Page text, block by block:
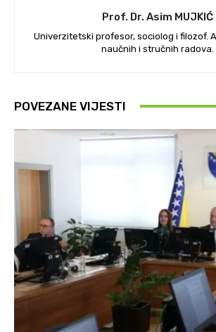
Prof. Dr. Asim MUJKIĆ
Univerzitetski profesor, sociolog i filozof.
naučnih i stručnih radova.
POVEZANE VIJESTI